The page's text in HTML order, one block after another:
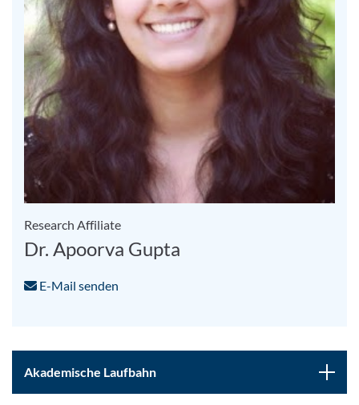
Research Affiliate
Dr. Apoorva Gupta
E-Mail senden
Akademische Laufbahn